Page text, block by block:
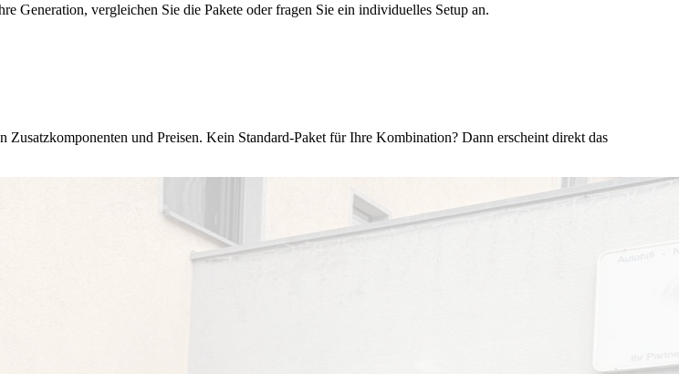
Generation, vergleichen Sie die Pakete oder fragen Sie ein individuelles Setup an.
und Preisen. Kein Standard-Paket für Ihre Kombination? Dann erscheint direkt das